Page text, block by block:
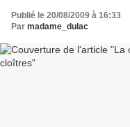
Publié le 20/08/2009 à 16:33
Par madame_dulac